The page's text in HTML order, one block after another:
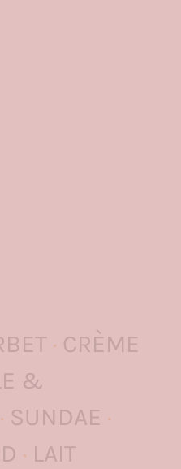
· CRÈME
&
· SUNDAE ·
· LAIT